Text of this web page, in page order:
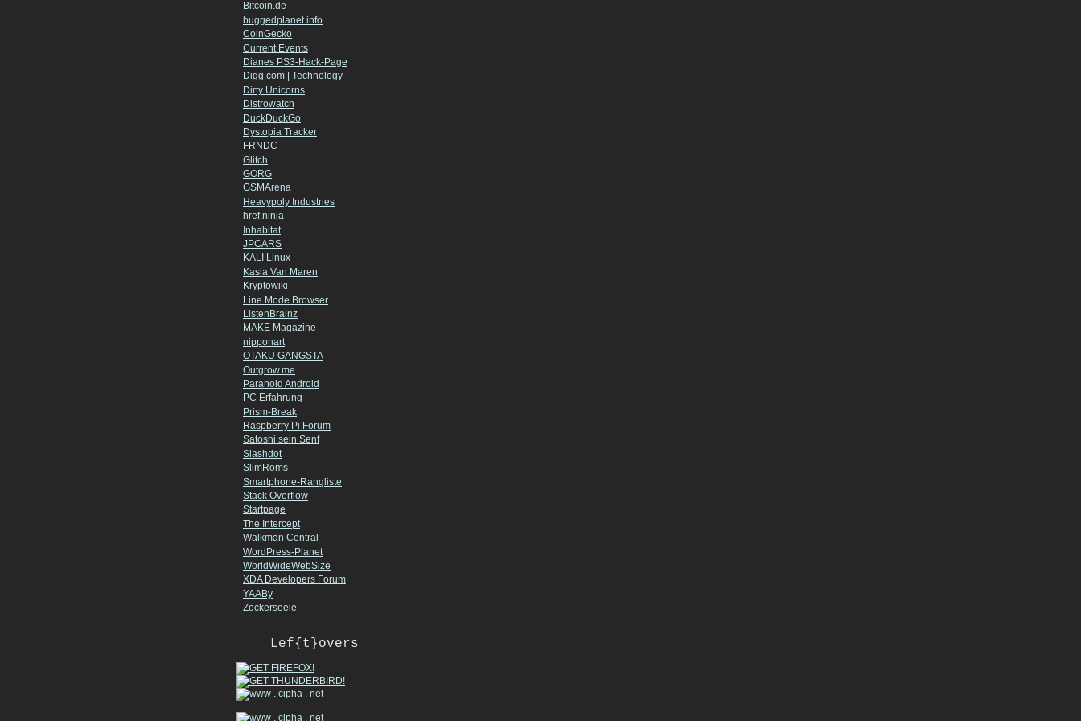
Bitcoin.de
buggedplanet.info
CoinGecko
Current Events
Dianes PS3-Hack-Page
Digg.com | Technology
Dirty Unicorns
Distrowatch
DuckDuckGo
Dystopia Tracker
FRNDC
Glitch
GORG
GSMArena
Heavypoly Industries
href.ninja
Inhabitat
JPCARS
KALI Linux
Kasia Van Maren
Kryptowiki
Line Mode Browser
ListenBrainz
MAKE Magazine
nipponart
OTAKU GANGSTA
Outgrow.me
Paranoid Android
PC Erfahrung
Prism-Break
Raspberry Pi Forum
Satoshi sein Senf
Slashdot
SlimRoms
Smartphone-Rangliste
Stack Overflow
Startpage
The Intercept
Walkman Central
WordPress-Planet
WorldWideWebSize
XDA Developers Forum
YAABy
Zockerseele
Lef{t}overs